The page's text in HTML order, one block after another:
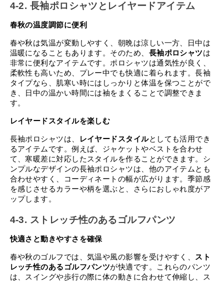
4-2. 長袖ポロシャツとレイヤードアイテム
春秋の温度調節に便利
春や秋は気温が変動しやすく、朝晩は涼しい一方、日中は
温暖になることもあります。そのため、 長袖ポロシャツは
非常に便利なアイテムです。ポロシャツは通気性が良く、
柔軟性も高いため、プレー中でも快適に着られます。長袖
タイプなら、肌寒い時にはしっかりと体温を保つことがで
き、日中の温かい時間には袖をまくることで調整できま
す。
レイヤードスタイルを楽しむ
長袖ポロシャツは、 レイヤードスタイルとしても活用でき
るアイテムです。例えば、ジャケットやベストを合わせ
て、寒暖差に対応したスタイルを作ることができます。シ
ンプルなデザインの長袖ポロシャツは、他のアイテムとも
合わせやすく、コーディネートの幅が広がります。季節感
を感じさせるカラーや柄を選ぶと、さらにおしゃれ度がア
ップします。
4-3. ストレッチ性のあるゴルフパンツ
快適さと動きやすさを確保
春や秋のゴルフでは、気温や風の影響を受けやすく、
スト
レッチ性のあるゴルフパンツが快適です。これらのパンツ
は、スイングや歩行の際に体の動きに合わせて伸縮し、ス